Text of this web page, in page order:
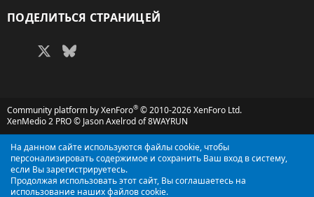
ПОДЕЛИТЬСЯ СТРАНИЦЕЙ
FacebookX (Twitter)
Bluesky
Community platform by XenForo® © 2010-2026 XenForo Ltd.
XenMedio 2 PRO© Jason Axelrod of8WAYRUN
На данном сайте используются файлы cookie, чтобы
персонализировать содержимое и сохранить Ваш вход в систему,
если Вы зарегистрируетесь.
Продолжая использовать этот сайт, Вы соглашаетесь на
использование наших файлов cookie.